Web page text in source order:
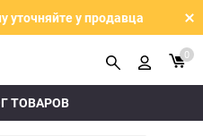
уточняйте у продавца
ТОВАРОВ
0